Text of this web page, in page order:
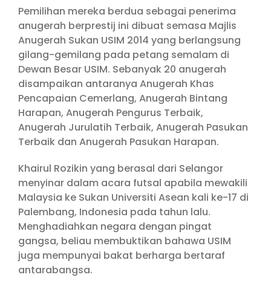
Pemilihan mereka berdua sebagai penerima
anugerah berprestij ini dibuat semasa Majlis
Anugerah Sukan USIM 2014 yang berlangsung
gilang-gemilang pada petang semalam di
Dewan Besar USIM. Sebanyak 20 anugerah
disampaikan antaranya Anugerah Khas
Pencapaian Cemerlang, Anugerah Bintang
Harapan, Anugerah Pengurus Terbaik,
Anugerah Jurulatih Terbaik, Anugerah Pasukan
Terbaik dan Anugerah Pasukan Harapan.
Khairul Rozikin yang berasal dari Selangor
menyinar dalam acara futsal apabila mewakili
Malaysia ke Sukan Universiti Asean kali ke-17 di
Palembang, Indonesia pada tahun lalu.
Menghadiahkan negara dengan pingat
gangsa, beliau membuktikan bahawa USIM
juga mempunyai bakat berharga bertaraf
antarabangsa.